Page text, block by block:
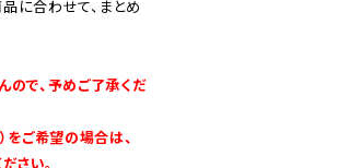
に合わせて、まとめ
で、予めご了承くだ
をご希望の場合は、
さい。